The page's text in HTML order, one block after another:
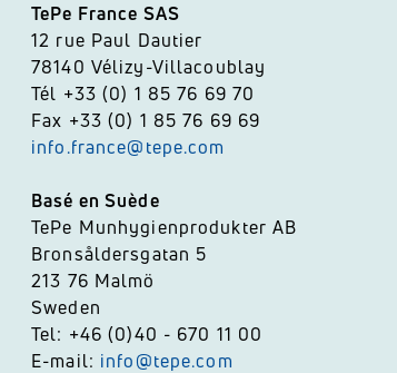
TePe France SAS
12 rue Paul Dautier
78140 Vélizy-Villacoublay
Tél +33 (0) 1 85 76 69 70
Fax +33 (0) 1 85 76 69 69
info.france@tepe.com
Basé en Suède
TePe Munhygienprodukter AB
Bronsåldersgatan 5
213 76 Malmö
Sweden
Tel: +46 (0)40 - 670 11 00
E-mail: info@tepe.com